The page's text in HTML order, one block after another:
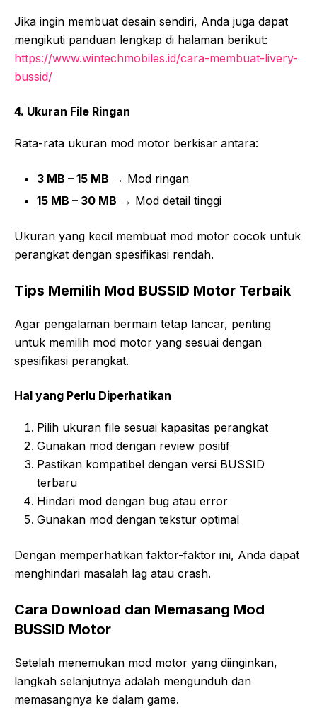
Jika ingin membuat desain sendiri, Anda juga dapat
mengikuti panduan lengkap di halaman berikut:
https://www.wintechmobiles.id/cara-membuat-livery-
bussid/
4. Ukuran File Ringan
Rata-rata ukuran mod motor berkisar antara:
3 MB – 15 MB → Mod ringan
15 MB – 30 MB → Mod detail tinggi
Ukuran yang kecil membuat mod motor cocok untuk
perangkat dengan spesifikasi rendah.
Tips Memilih Mod BUSSID Motor Terbaik
Agar pengalaman bermain tetap lancar, penting
untuk memilih mod motor yang sesuai dengan
spesifikasi perangkat.
Hal yang Perlu Diperhatikan
Pilih ukuran file sesuai kapasitas perangkat
Gunakan mod dengan review positif
Pastikan kompatibel dengan versi BUSSID
terbaru
Hindari mod dengan bug atau error
Gunakan mod dengan tekstur optimal
Dengan memperhatikan faktor-faktor ini, Anda dapat
menghindari masalah lag atau crash.
Cara Download dan Memasang Mod
BUSSID Motor
Setelah menemukan mod motor yang diinginkan,
langkah selanjutnya adalah mengunduh dan
memasangnya ke dalam game.